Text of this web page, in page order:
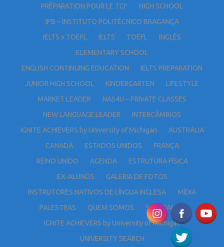
PRÉPARATION POUR LE TCF
HIGH SCHOOL
IPB – INSTITUTO POLITÉCNICO BRAGANÇA
IELTS x TOEFL
IELTS TOEFL
INGLÊS
ELEMENTARY SCHOOL
ENGLISH CONTINUING EDUCATION
IELTS PREPARATION
JUNIOR HIGH SCHOOL
KINDERGARTEN
LIFESTYLE
MARKET LEADER
NAS4U – PRIVATE CLASSES
NEW LANGUAGE LEADER
INTERCÂMBIOS
IGNITE ACHIEVERS by University of Michigan
AUSTRÁLIA
CANADÁ
ESTADOS UNIDOS
FRANÇA
REINO UNIDO
AGENDA
ESTRUTURA FÍSICA
EX-ALUNOS
GALERIA DE FOTOS
INSTRUTORES NATIVOS DE LÍNGUA INGLESA
MÍDIA
PALESTRAS
QUEM SOMOS
SEGURANÇA
IGNITE ACHIEVERS by University of Michigan
UNIVERSITY SEARCH